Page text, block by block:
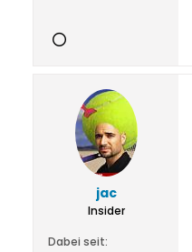
jac
Insider
Dabei seit: